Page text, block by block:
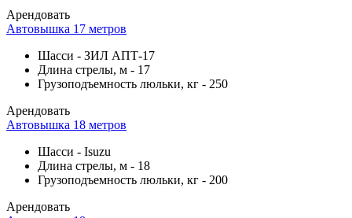
Арендовать
Автовышка 17 метров
Шасси - ЗИЛ АПТ-17
Длина стрелы, м - 17
Грузоподъемность люльки, кг - 250
Арендовать
Автовышка 18 метров
Шасси - Isuzu
Длина стрелы, м - 18
Грузоподъемность люльки, кг - 200
Арендовать